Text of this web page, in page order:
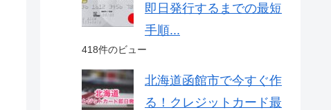
即日発行するまでの最短
手順...
418件のビュー
北海道函館市で今すぐ作
る！クレジットカード最